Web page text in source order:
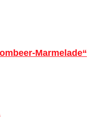
Marmelade“